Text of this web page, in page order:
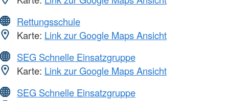
Rettungsschule
Karte: Link zur Google Maps Ansicht
SEG Schnelle Einsatzgruppe
Karte: Link zur Google Maps Ansicht
SEG Schnelle Einsatzgruppe